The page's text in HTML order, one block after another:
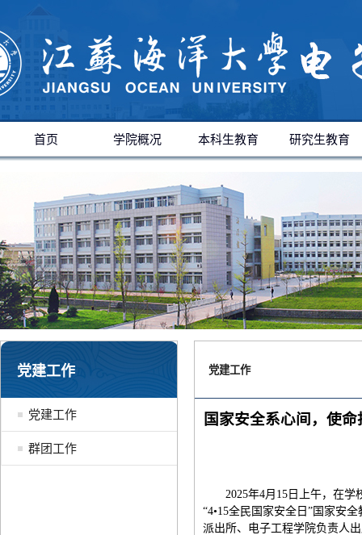
首页 学院概况 本科生教育 研究生教育
党建工作
党建工作
群团工作
党建工作
国家安全系心间，使
2025年4月15日上午，在
“4•15全民国家安全日”国家安
派出所、电子工程学院负责人